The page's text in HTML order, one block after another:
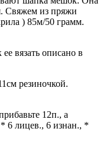
Свяжем из пряжи
) 85м/50 грамм.
вязать описано в
резиночкой.
12п., а
6 лицев., 6 изнан., *